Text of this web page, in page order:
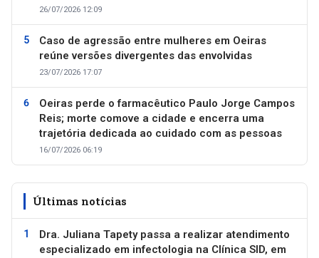
26/07/2026 12:09
Caso de agressão entre mulheres em Oeiras
reúne versões divergentes das envolvidas
23/07/2026 17:07
Oeiras perde o farmacêutico Paulo Jorge Campos
Reis; morte comove a cidade e encerra uma
trajetória dedicada ao cuidado com as pessoas
16/07/2026 06:19
Últimas notícias
Dra. Juliana Tapety passa a realizar atendimento
especializado em infectologia na Clínica SID, em